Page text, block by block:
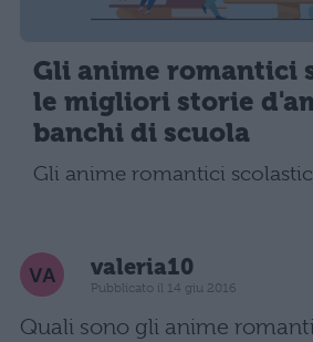
Gli anime romantici
le migliori storie
banchi di scuola
Gli anime romantici
valeria10
Pubblicato il 14 giu 2016
Quali sono gli anime